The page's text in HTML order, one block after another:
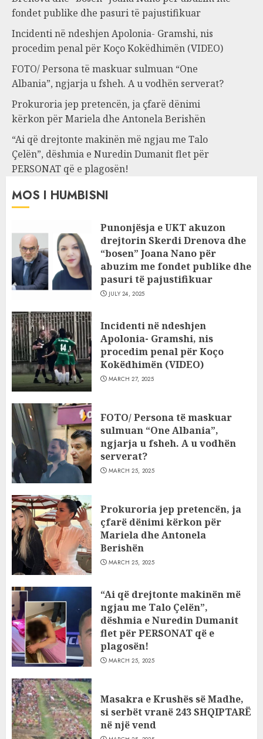
fondet publike dhe pasuri të pajustifikuar
Incidenti në ndeshjen Apolonia- Gramshi, nis
procedim penal për Koço Kokëdhimën (VIDEO)
FOTO/ Persona të maskuar sulmuan “One
Albania”, ngjarja u fsheh. A u vodhën serverat?
Prokuroria jep pretencën, ja çfarë dënimi
kërkon për Mariela dhe Antonela Berishën
“Ai që drejtonte makinën më ngjau me Talo
Çelën”, dëshmia e Nuredin Dumanit flet për
PERSONAT që e plagosën!
MOS I HUMBISNI
Punonjësja e UKT akuzon
drejtorin Skerdi Drenova dhe
“bosen” Joana Nano për
abuzim me fondet publike dhe
pasuri të pajustifikuar
JULY 24, 2025
Incidenti në ndeshjen
Apolonia- Gramshi, nis
procedim penal për Koço
Kokëdhimën (VIDEO)
MARCH 27, 2025
FOTO/ Persona të maskuar
sulmuan “One Albania”,
ngjarja u fsheh. A u vodhën
serverat?
MARCH 25, 2025
Prokuroria jep pretencën, ja
çfarë dënimi kërkon për
Mariela dhe Antonela
Berishën
MARCH 25, 2025
“Ai që drejtonte makinën më
ngjau me Talo Çelën”,
dëshmia e Nuredin Dumanit
flet për PERSONAT që e
plagosën!
MARCH 25, 2025
Masakra e Krushës së Madhe,
si serbët vranë 243 SHQIPTARË
në një vend